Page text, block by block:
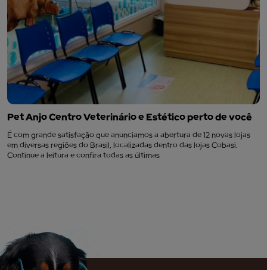
Pet Anjo Centro Veterinário e Estético perto de você
É com grande satisfação que anunciamos a abertura de 12 novas lojas
em diversas regiões do Brasil, localizadas dentro das lojas Cobasi.
Continue a leitura e confira todas as últimas